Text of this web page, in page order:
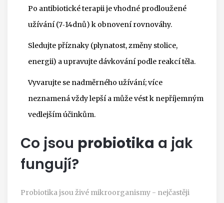
Po antibiotické terapii je vhodné prodloužené
užívání (7‑14dnů) k obnovení rovnováhy.
Sledujte příznaky (plynatost, změny stolice,
energii) a upravujte dávkování podle reakcí těla.
Vyvarujte se nadměrného užívání; více
neznamená vždy lepší a může vést k nepříjemným
vedlejším účinkům.
Co jsou probiotika a jak
fungují?
Probiotika jsou živé mikroorganismy - nejčastěji